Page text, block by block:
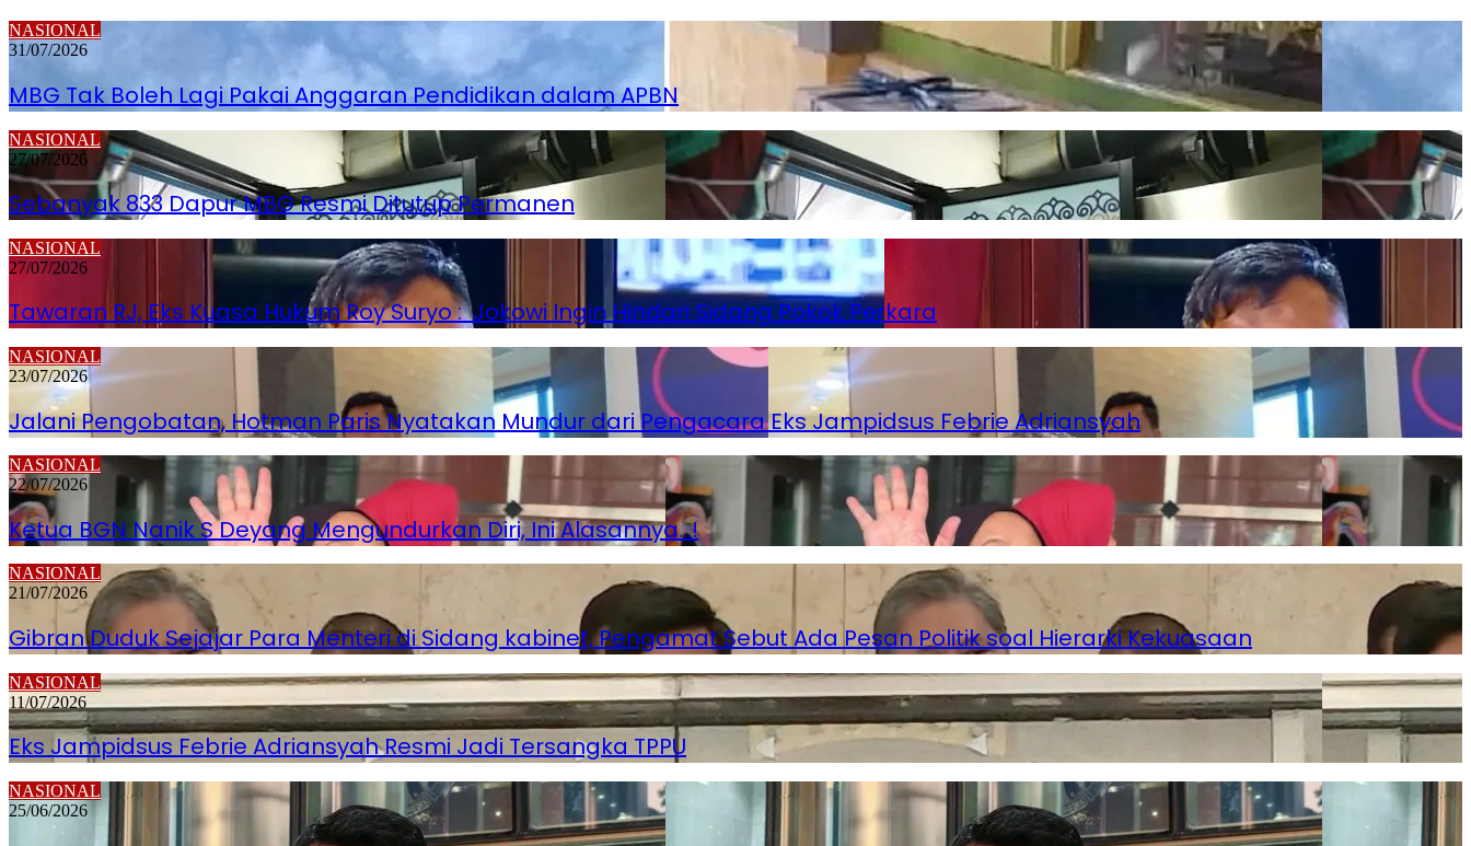
NASIONAL
31/07/2026
MBG Tak Boleh Lagi Pakai Anggaran Pendidikan dalam APBN
NASIONAL
27/07/2026
Sebanyak 833 Dapur MBG Resmi Ditutup Permanen
NASIONAL
27/07/2026
Tawaran RJ, Eks Kuasa Hukum Roy Suryo : Jokowi Ingin Hindari Sidang Pokok Perkara
NASIONAL
23/07/2026
Jalani Pengobatan, Hotman Paris Nyatakan Mundur dari Pengacara Eks Jampidsus Febrie Adriansyah
NASIONAL
22/07/2026
Ketua BGN Nanik S Deyang Mengundurkan Diri, Ini Alasannya…!
NASIONAL
21/07/2026
Gibran Duduk Sejajar Para Menteri di Sidang kabinet, Pengamat Sebut Ada Pesan Politik soal Hierarki Kekuasaan
NASIONAL
11/07/2026
Eks Jampidsus Febrie Adriansyah Resmi Jadi Tersangka TPPU
NASIONAL
25/06/2026